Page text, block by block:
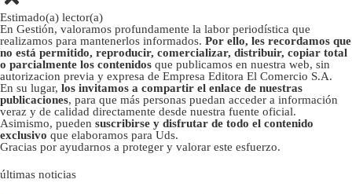
Estimado(a) lector(a)
En Gestión, valoramos profundamente la labor periodística que
realizamos para mantenerlos informados. Por ello, les recordamos que
no está permitido, reproducir, comercializar, distribuir, copiar total
o parcialmente los contenidos que publicamos en nuestra web, sin
autorizacion previa y expresa de Empresa Editora El Comercio S.A.
En su lugar, los invitamos a compartir el enlace de nuestras
publicaciones, para que más personas puedan acceder a información
veraz y de calidad directamente desde nuestra fuente oficial.
Asimismo, pueden suscribirse y disfrutar de todo el contenido
exclusivo que elaboramos para Uds.
Gracias por ayudarnos a proteger y valorar este esfuerzo.
últimas noticias